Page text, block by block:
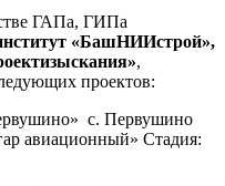
ГАПа, ГИПа
«БашНИИстрой»,
,
проектов:
с. Первушино
авиационный» Стадия: